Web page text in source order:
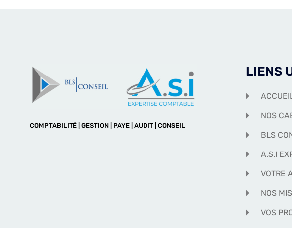
COMPTABILITÉ | GESTION | PAYE | AUDIT | CONSEIL
LIENS
NOS
BLS
A.S.I
VOTRE
NOS
VOS